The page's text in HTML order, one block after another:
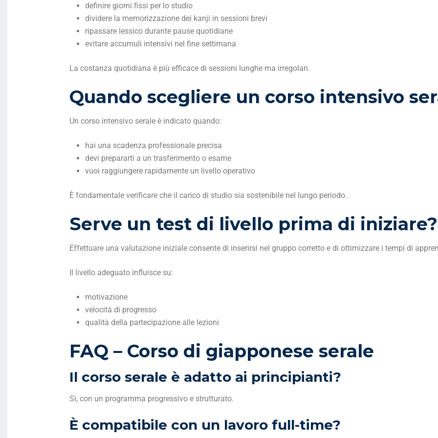
definire giorni fissi per lo studio
dividere la memorizzazione dei kanji in sessioni brevi
ripassare lessico durante pause quotidiane
evitare accumuli intensivi nel fine settimana
La costanza quotidiana è più efficace di sessioni lunghe ma irregolari.
Quando scegliere un corso intensivo
Un corso intensivo serale è indicato quando:
hai una scadenza professionale precisa
devi prepararti a un trasferimento o esame
vuoi raggiungere rapidamente un livello operativo
È fondamentale verificare che il carico di studio sia sostenibile nel lungo periodo.
Serve un test di livello prima di iniziare?
Effettuare una valutazione iniziale consente di inserirsi nel gruppo corretto e di ottimizzare i tempi di
Il livello adeguato influisce su:
motivazione
velocità di progresso
qualità della partecipazione alle lezioni
FAQ – Corso di giapponese serale
Il corso serale è adatto ai principianti?
Sì, con un programma progressivo e strutturato.
È compatibile con un lavoro full-time?